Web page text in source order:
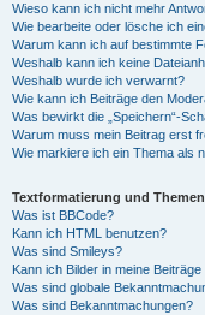
Wieso kann ich nicht mehr
Wie bearbeite oder lösche ich
Warum kann ich auf bestimmte
Weshalb kann ich keine
Weshalb wurde ich verwarnt?
Wie kann ich Beiträge den
Was bewirkt die „Speichern“-
Warum muss mein Beitrag erst
Wie markiere ich ein Thema als
Textformatierung und
Was ist BBCode?
Kann ich HTML benutzen?
Was sind Smileys?
Kann ich Bilder in meine
Was sind globale
Was sind Bekanntmachungen?